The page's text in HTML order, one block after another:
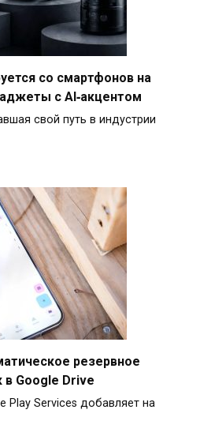
со смартфонов на
с AI‑акцентом
свой путь в индустрии
резервное
в Google Drive
Play Services добавляет на